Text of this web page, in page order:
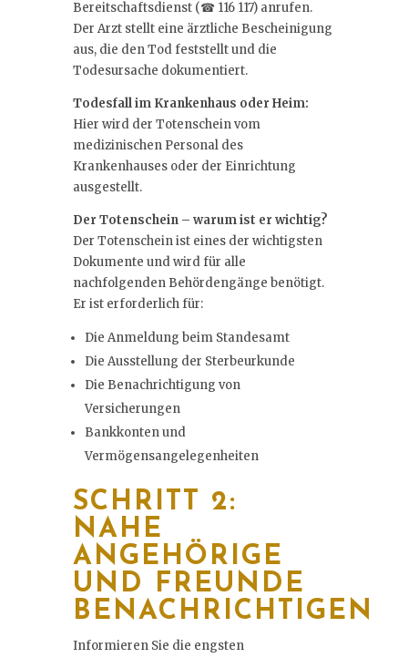
Bereitschaftsdienst (☎ 116 117) anrufen.
Der Arzt stellt eine ärztliche Bescheinigung
aus, die den Tod feststellt und die
Todesursache dokumentiert.
Todesfall im Krankenhaus oder Heim:
Hier wird der Totenschein vom
medizinischen Personal des
Krankenhauses oder der Einrichtung
ausgestellt.
Der Totenschein – warum ist er wichtig?
Der Totenschein ist eines der wichtigsten
Dokumente und wird für alle
nachfolgenden Behördengänge benötigt.
Er ist erforderlich für:
Die Anmeldung beim Standesamt
Die Ausstellung der Sterbeurkunde
Die Benachrichtigung von
Versicherungen
Bankkonten und
Vermögensangelegenheiten
SCHRITT 2:
NAHE
ANGEHÖRIGE
UND FREUNDE
BENACHRICHTIGEN
Informieren Sie die engsten